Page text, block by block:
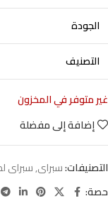
الجودة
التصنيف
غير متوفر في المخزون
إضافة إلى مفضلة
التصنيفات:سبراى,سبراى
حصة: